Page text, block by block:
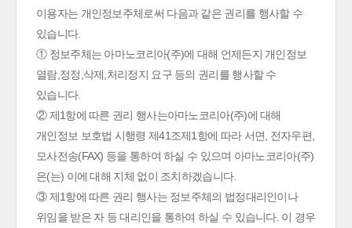
이용자는 개인정보주체로써 다음과 같은 권리를 행사할 수
있습니다.
① 정보주체는 아마노코리아(주)에 대해 언제든지 개인정보
열람,정정,삭제,처리정지 요구 등의 권리를 행사할 수
있습니다.
② 제1항에 따른 권리 행사는아마노코리아(주)에 대해
개인정보 보호법 시행령 제41조제1항에 따라 서면, 전자우편,
모사전송(FAX) 등을 통하여 하실 수 있으며 아마노코리아(주)
은(는) 이에 대해 지체 없이 조치하겠습니다.
③ 제1항에 따른 권리 행사는 정보주체의 법정대리인이나
위임을 받은 자 등 대리인을 통하여 하실 수 있습니다. 이 경우